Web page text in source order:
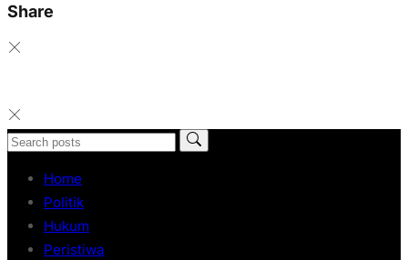
Share
Home
Politik
Hukum
Peristiwa